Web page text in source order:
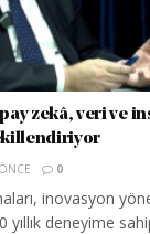
zekâ, veri ve
0
inovasyon
deneyime